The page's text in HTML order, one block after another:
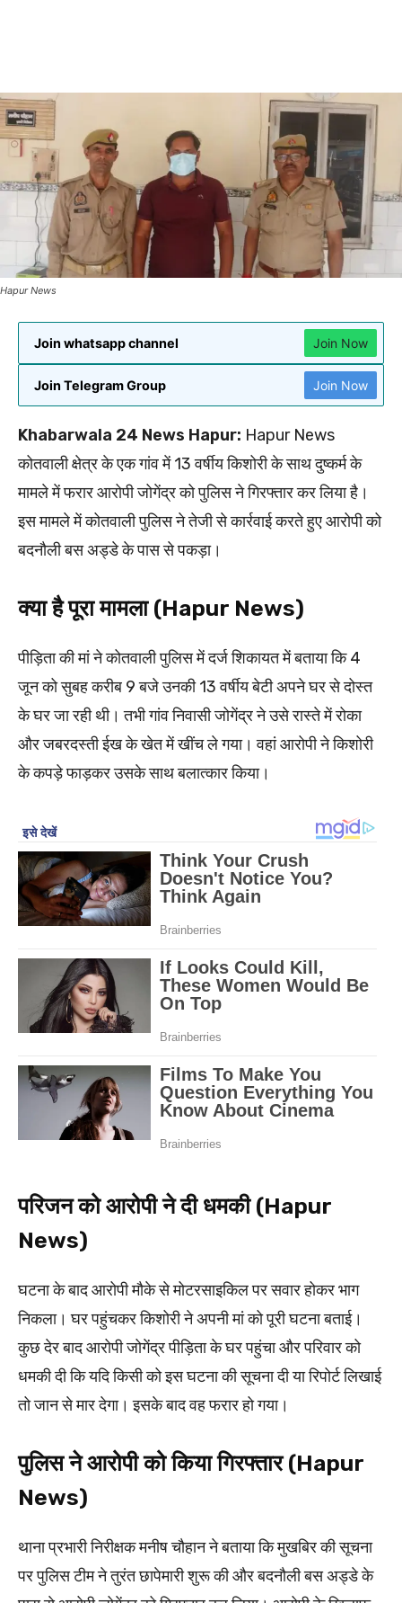
Hapur News
Join whatsapp channel Join Now
Join Telegram Group Join Now
Khabarwala 24 News Hapur: Hapur News
कोतवाली क्षेत्र के एक गांव में 13 वर्षीय किशोरी के साथ दुष्कर्म के
मामले में फरार आरोपी जोगेंद्र को पुलिस ने गिरफ्तार कर लिया है।
इस मामले में कोतवाली पुलिस ने तेजी से कार्रवाई करते हुए आरोपी को
बदनौली बस अड्डे के पास से पकड़ा।
क्या है पूरा मामला (Hapur News)
पीड़िता की मां ने कोतवाली पुलिस में दर्ज शिकायत में बताया कि 4
जून को सुबह करीब 9 बजे उनकी 13 वर्षीय बेटी अपने घर से दोस्त
के घर जा रही थी। तभी गांव निवासी जोगेंद्र ने उसे रास्ते में रोका
और जबरदस्ती ईख के खेत में खींच ले गया। वहां आरोपी ने किशोरी
के कपड़े फाड़कर उसके साथ बलात्कार किया।
परिजन को आरोपी ने दी धमकी (Hapur
News)
घटना के बाद आरोपी मौके से मोटरसाइकिल पर सवार होकर भाग
निकला। घर पहुंचकर किशोरी ने अपनी मां को पूरी घटना बताई।
कुछ देर बाद आरोपी जोगेंद्र पीड़िता के घर पहुंचा और परिवार को
धमकी दी कि यदि किसी को इस घटना की सूचना दी या रिपोर्ट लिखाई
तो जान से मार देगा। इसके बाद वह फरार हो गया।
पुलिस ने आरोपी को किया गिरफ्तार (Hapur
News)
थाना प्रभारी निरीक्षक मनीष चौहान ने बताया कि मुखबिर की सूचना
पर पुलिस टीम ने तुरंत छापेमारी शुरू की और बदनौली बस अड्डे के